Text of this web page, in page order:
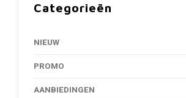
Categorieën
NIEUW
PROMO
AANBIEDINGEN